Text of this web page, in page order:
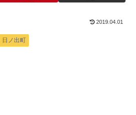
2019.04.01
日ノ出町